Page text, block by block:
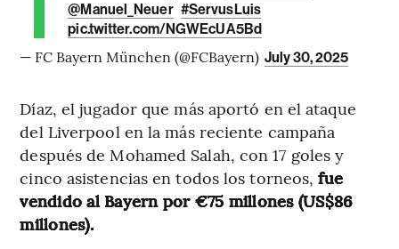
@Manuel_Neuer #ServusLuis
pic.twitter.com/NGWEcUA5Bd
— FC Bayern München (@FCBayern) July 30, 2025
Díaz, el jugador que más aportó en el ataque
del Liverpool en la más reciente campaña
después de Mohamed Salah, con 17 goles y
cinco asistencias en todos los torneos,fue
vendido al Bayern por €75 millones (US$86
millones).